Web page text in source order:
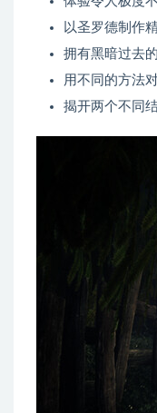
以圣罗德制作
拥有黑暗过去
用不同的方法
揭开两个不同